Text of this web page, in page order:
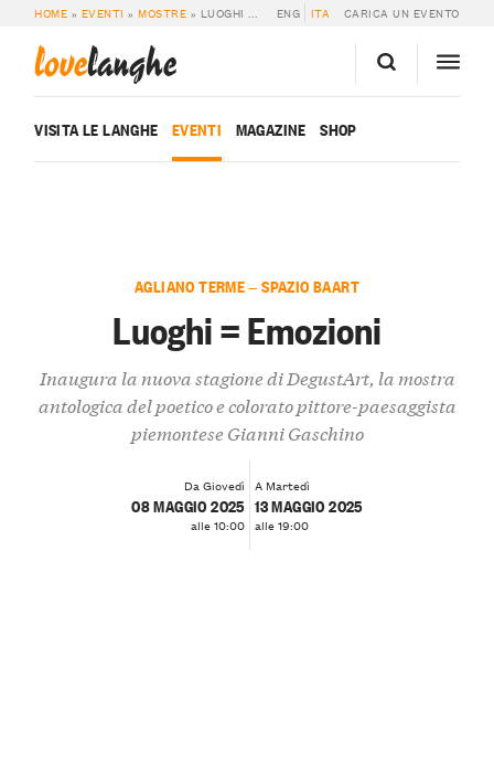
HOME » EVENTI »MOSTRE » LUOGHI = EMOZIONI ENG ITA CARICA UN EVENTO
lovelanghe
VISITA LE LANGHE EVENTI MAGAZINE SHOP
AGLIANO TERME — SPAZIO BAART
Luoghi = Emozioni
Inaugura la nuova stagione di DegustArt, la mostra
antologica del poetico e colorato pittore-paesaggista
piemontese Gianni Gaschino
Da Giovedì
08 MAGGIO 2025
alle 10:00
A Martedì
13 MAGGIO 2025
alle 19:00